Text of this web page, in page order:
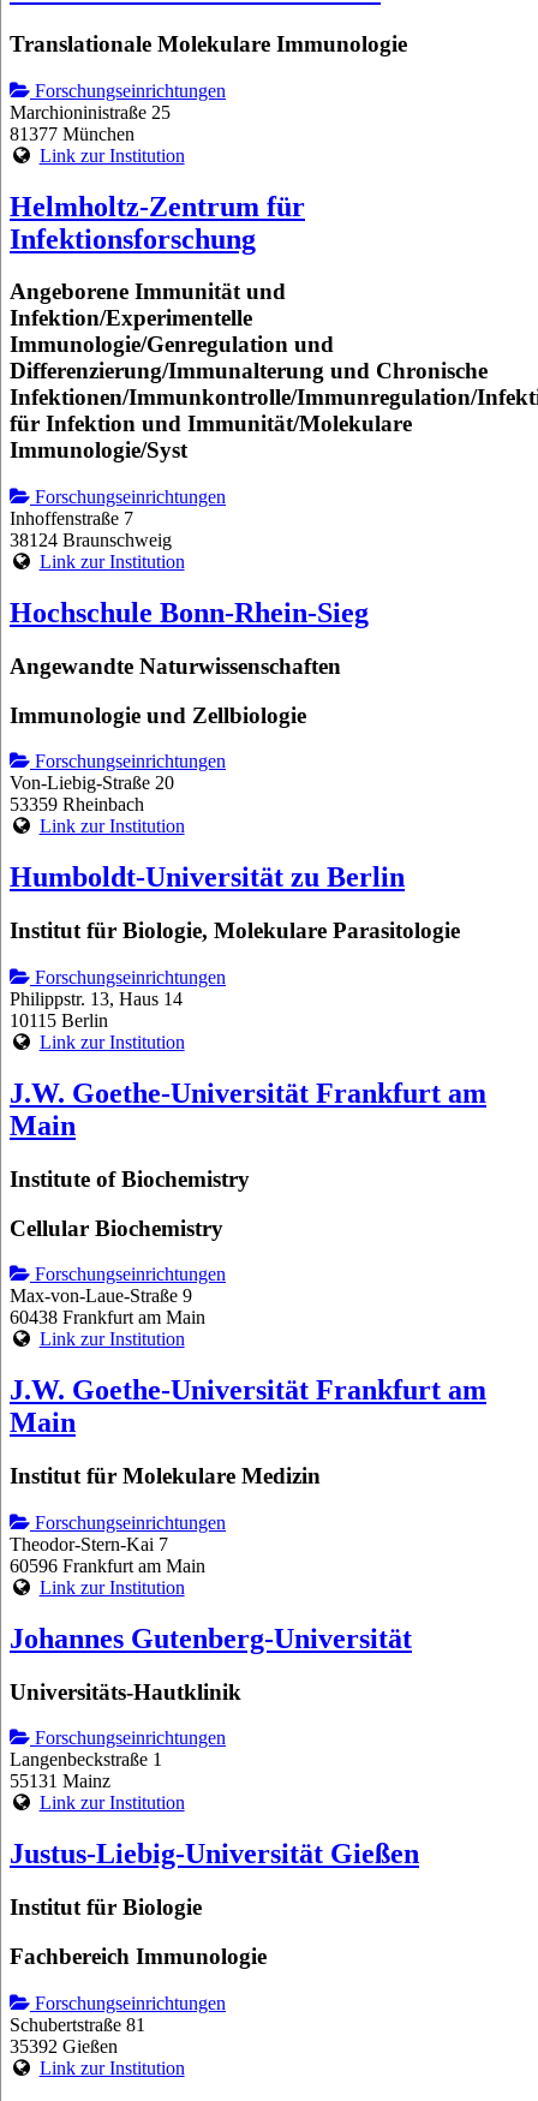
Translationale Molekulare Immunologie
Forschungseinrichtungen
Marchioninistraße 25
81377 München
Link zur Institution
Helmholtz-Zentrum für
Infektionsforschung
Angeborene Immunität und
Infektion/Experimentelle
Immunologie/Genregulation und
Differenzierung/Immunalterung und Chronische
Infektionen/Immunkontrolle/Immunregulation/
für Infektion und Immunität/Molekulare
Immunologie/Syst
Forschungseinrichtungen
Inhoffenstraße 7
38124 Braunschweig
Link zur Institution
Hochschule Bonn-Rhein-Sieg
Angewandte Naturwissenschaften
Immunologie und Zellbiologie
Forschungseinrichtungen
Von-Liebig-Straße 20
53359 Rheinbach
Link zur Institution
Humboldt-Universität zu Berlin
Institut für Biologie, Molekulare Parasitologie
Forschungseinrichtungen
Philippstr. 13, Haus 14
10115 Berlin
Link zur Institution
J.W. Goethe-Universität Frankfurt am
Main
Institute of Biochemistry
Cellular Biochemistry
Forschungseinrichtungen
Max-von-Laue-Straße 9
60438 Frankfurt am Main
Link zur Institution
J.W. Goethe-Universität Frankfurt am
Main
Institut für Molekulare Medizin
Forschungseinrichtungen
Theodor-Stern-Kai 7
60596 Frankfurt am Main
Link zur Institution
Johannes Gutenberg-Universität
Universitäts-Hautklinik
Forschungseinrichtungen
Langenbeckstraße 1
55131 Mainz
Link zur Institution
Justus-Liebig-Universität Gießen
Institut für Biologie
Fachbereich Immunologie
Forschungseinrichtungen
Schubertstraße 81
35392 Gießen
Link zur Institution